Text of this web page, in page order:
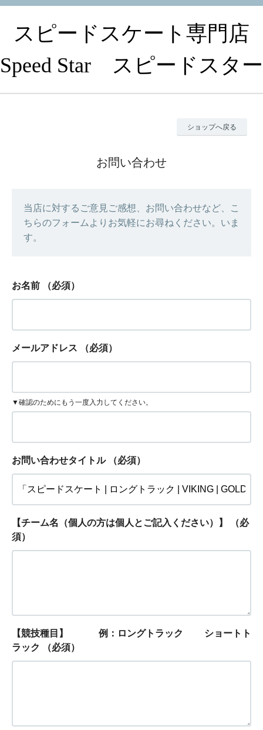
スピードスケート専門店
Speed Star スピードスター
ショップへ戻る
お問い合わせ
当店に対するご意見ご感想、お問い合わせなど、こ
ちらのフォームよりお気軽にお尋ねください。いま
す。
お名前 （必須）
メールアドレス （必須）
▼確認のためにもう一度入力してください。
お問い合わせタイトル （必須）
【チーム名（個人の方は個人とご記入ください）】
（必
須）
【競技種目】 例：ロングトラック ショートト
ラック
（必須）